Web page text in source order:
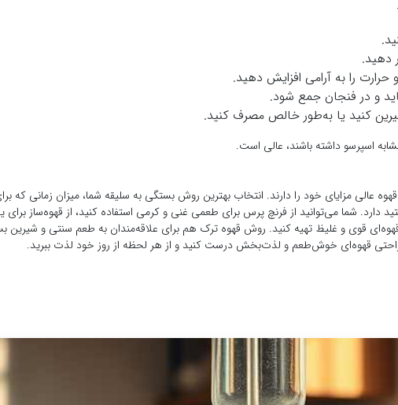
عالی مزایای خود را دارند. انتخاب بهترین روش بستگی به سلیقه شما، میزان زمانی که
دارد. شما می‌توانید از فرنچ پرس برای طعمی غنی و کرمی استفاده کنید، از قهوه‌ساز برای
قهوه‌ای قوی و غلیظ تهیه کنید. روش قهوه ترک هم برای علاقه‌مندان به طعم سنتی و شیرین
شاید مهم‌ترین نوشیدنی جهان قهوه باشد. افسانه‌ها می‌گویند در قرن نهم